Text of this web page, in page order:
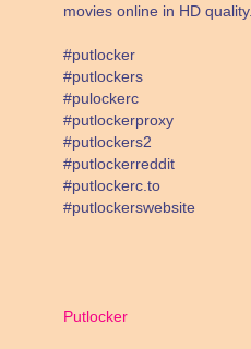
movies online in HD quality.
#putlocker
#putlockers
#pulockerc
#putlockerproxy
#putlockers2
#putlockerreddit
#putlockerc.to
#putlockerswebsite
Putlocker